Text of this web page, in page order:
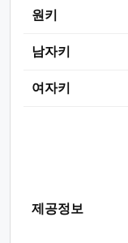
원키
남자키
여자키
제공정보